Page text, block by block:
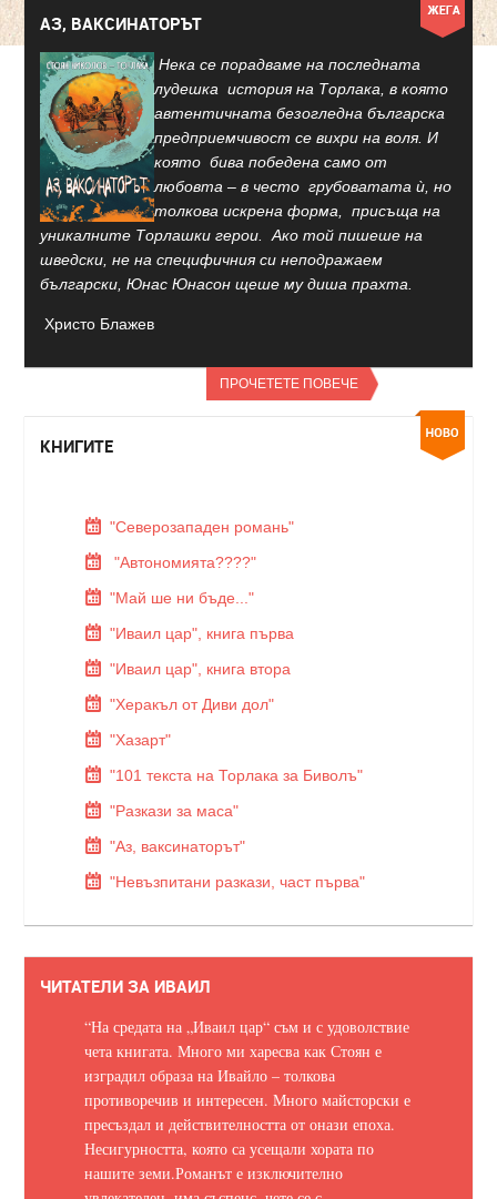
АЗ, ВАКСИНАТОРЪТ
Нека се порадваме на последната
лудешка история на Торлака, в която
автентичната безогледна българска
предприемчивост се вихри на воля. И
която бива победена само от
любовта – в често грубоватата ѝ, но
толкова искрена форма, присъща на
уникалните Торлашки герои. Ако той пишеше на
шведски, не на специфичния си неподражаем
български, Юнас Юнасон щеше му диша прахта.
Христо Блажев
ПРОЧЕТЕТЕ ПОВЕЧЕ
КНИГИТЕ
"Северозападен романь"
"Автономията????"
"Май ше ни бъде..."
"Иваил цар", книга първа
"Иваил цар", книга втора
"Херакъл от Диви дол"
"Хазарт"
"101 текста на Торлака за Биволъ"
"Разкази за маса"
"Аз, ваксинаторът"
"Невъзпитани разкази, част първа"
ЧИТАТЕЛИ ЗА ИВАИЛ
“На средата на „Иваил цар“ съм и с удоволствие
чета книгата. Много ми харесва как Стоян е
изградил образа на Ивайло – толкова
противоречив и интересен. Много майсторски е
пресъздал и действителността от онази епоха.
Несигурността, която са усещали хората по
нашите земи.Романът е изключително